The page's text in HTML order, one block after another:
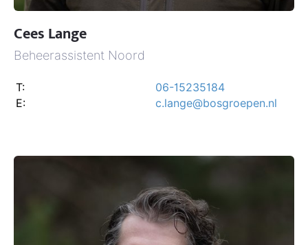
Cees Lange
Beheerassistent Noord
T:
06-15235184
E:
c.lange@bosgroepen.nl